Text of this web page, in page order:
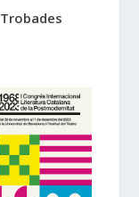
Trobades